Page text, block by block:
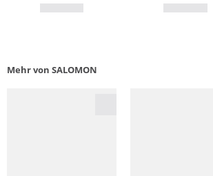
Mehr von SALOMON